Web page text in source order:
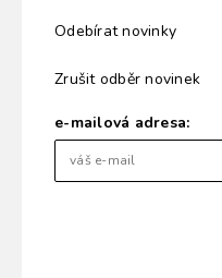
Odebírat novinky
Zrušit odběr novinek
e-mailová adresa: